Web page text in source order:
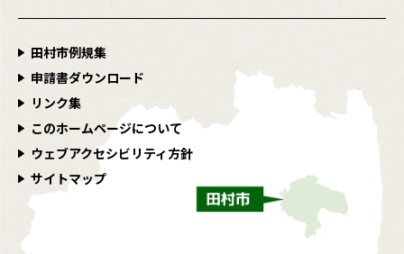
田村市例規集
申請書ダウンロード
リンク集
このホームページについて
ウェブアクセシビリティ方針
サイトマップ